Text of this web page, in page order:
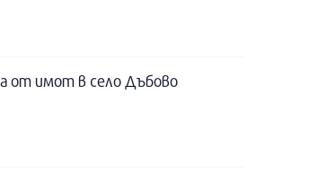
от имот в село Дъбово